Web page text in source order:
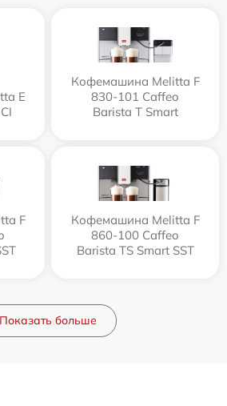
Е
Кофемашина Melitta F
830-101 Caffeo
Barista T Smart
F
Кофемашина Melitta F
860-100 Caffeo
Barista TS Smart SST
Показать больше